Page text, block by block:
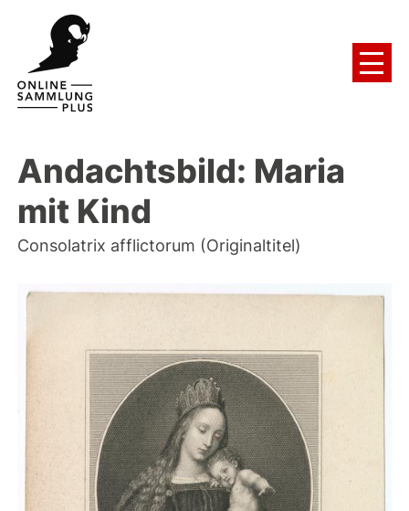
Andachtsbild: Maria
mit Kind
Consolatrix afflictorum (Originaltitel)